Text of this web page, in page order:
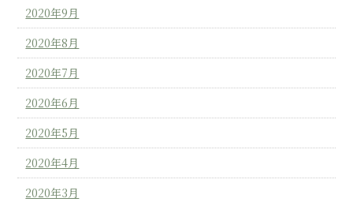
2020年9月
2020年8月
2020年7月
2020年6月
2020年5月
2020年4月
2020年3月